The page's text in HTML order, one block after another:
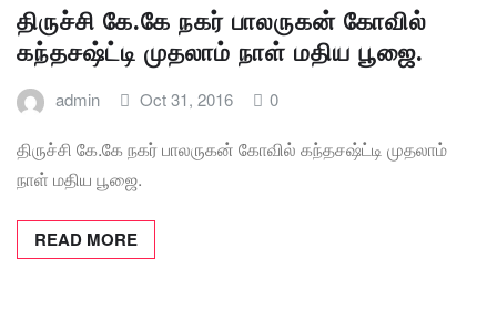
திருச்சி கே.கே நகர் பாலருகன் கோவில்
கந்தசஷ்ட்டி முதலாம் நாள் மதிய பூஜை.
admin Oct 31, 2016 0
திருச்சி கே.கே நகர் பாலருகன் கோவில் கந்தசஷ்ட்டி முதலாம்
நாள் மதிய பூஜை.
READ MORE